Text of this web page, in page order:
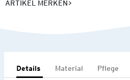
ARTIKEL MERKEN
Details Material Pflege